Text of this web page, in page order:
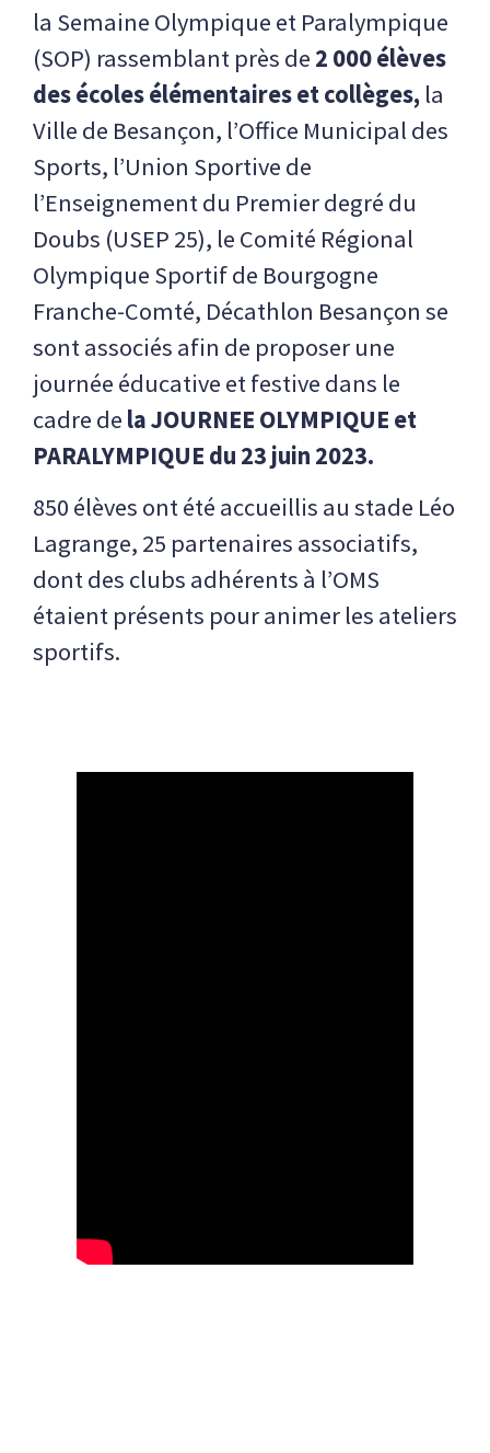
la Semaine Olympique et Paralympique
(SOP) rassemblant près de 2 000 élèves
des écoles élémentaires et collèges, la
Ville de Besançon, l’Office Municipal des
Sports, l’Union Sportive de
l’Enseignement du Premier degré du
Doubs (USEP 25), le Comité Régional
Olympique Sportif de Bourgogne
Franche-Comté, Décathlon Besançon se
sont associés afin de proposer une
journée éducative et festive dans le
cadre de la JOURNEE OLYMPIQUE et
PARALYMPIQUE du 23 juin 2023.
850 élèves ont été accueillis au stade Léo
Lagrange, 25 partenaires associatifs,
dont des clubs adhérents à l’OMS
étaient présents pour animer les ateliers
sportifs.